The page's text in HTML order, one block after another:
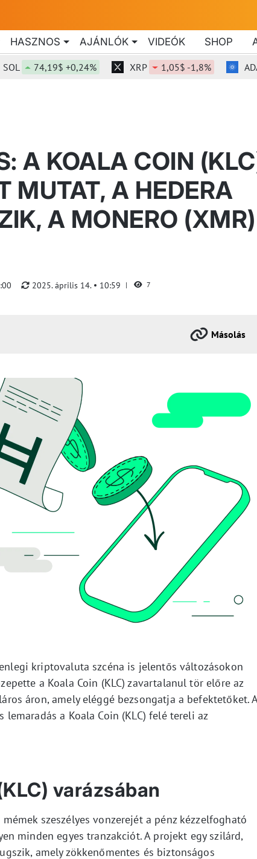
HASZNOS AJÁNLÓK VIDEÓK SHOP
74,19$ +0,24% XRP 1,05$ -1,8% ADA
A KOALA COIN
MUTAT, A HEDERA
A MONERO (XMR)
2025. április 14. 10:59 7
Másolás
kriptovaluta szcéna is jelentős változásokon
a Koala Coin (KLC) zavartalanul tör előre az
áron, amely eléggé bezsongatja a befektetőket.
a Koala Coin (KLC) felé tereli az
varázsában
szeszélyes vonzerejét a pénz kézzelfogható
minden egyes tranzakciót. A projekt egy szilárd,
amely zökkenőmentes és biztonságos